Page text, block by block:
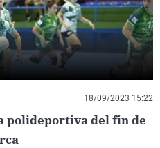
18/09/2023 15:22
polideportiva del fin de